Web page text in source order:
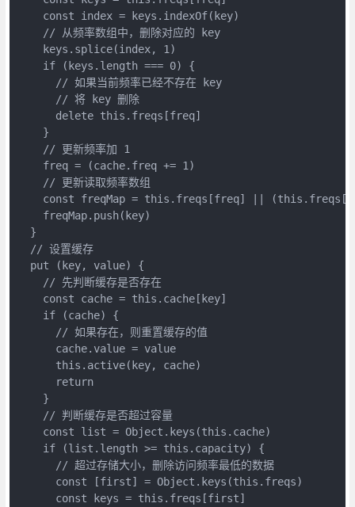
    const index = keys.indexOf(key)
    // 从频率数组中，删除对应的 key
    keys.splice(index, 1)
    if (keys.length === 0) {
      // 如果当前频率已经不存在 key
      // 将 key 删除
      delete this.freqs[freq]
    }
    // 更新频率加 1
    freq = (cache.freq += 1)
    // 更新读取频率数组
const freqMap = this.freqs[freq] ||
    freqMap.push(key)
  }
  // 设置缓存
  put (key, value) {
    // 先判断缓存是否存在
    const cache = this.cache[key]
    if (cache) {
      // 如果存在，则重置缓存的值
      cache.value = value
      this.active(key, cache)
      return
    }
    // 判断缓存是否超过容量
    const list = Object.keys(this.cache)
    if (list.length >= this.capacity) {
      // 超过存储大小，删除访问频率最低的数据
      const [first] = Object.keys(this.freqs)
      const keys = this.freqs[first]